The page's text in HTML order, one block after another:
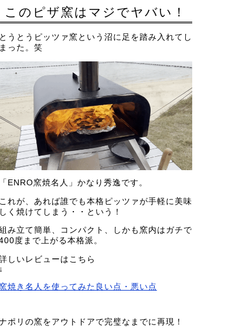
このピザ窯はマジでヤバい！
とうとうピッツァ窯という沼に足を踏み入れてし
まった。笑
「ENRO窯焼名人」かなり秀逸です。
これが、あれば誰でも本格ピッツァが手軽に美味
しく焼けてしまう・・という！
み立て簡単、コンパクト、しかも窯内はガチで
度まで上がる本格派。
しいレビューはこちら
↓
窯焼き名人を使ってみた良い点・悪い点
ポリの窯をアウトドアで完璧なまでに再現！